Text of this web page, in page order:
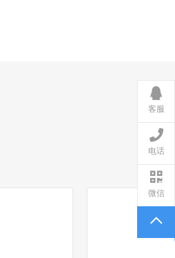
客服
电话
微信